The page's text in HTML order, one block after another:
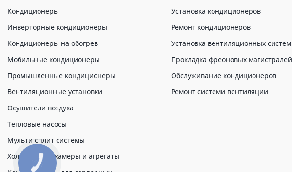
Кондиционеры
Инверторные кондиционеры
Кондиционеры на обогрев
Мобильные кондиционеры
Промышленные кондиционеры
Вентиляционные установки
Осушители воздуха
Тепловые насосы
Мульти сплит системы
Холодильные камеры и агрегаты
Установка кондиционеров
Ремонт кондиционеров
Установка вентиляционных систем
Прокладка фреоновых магистралей
Обслуживание кондиционеров
Ремонт системи вентиляции